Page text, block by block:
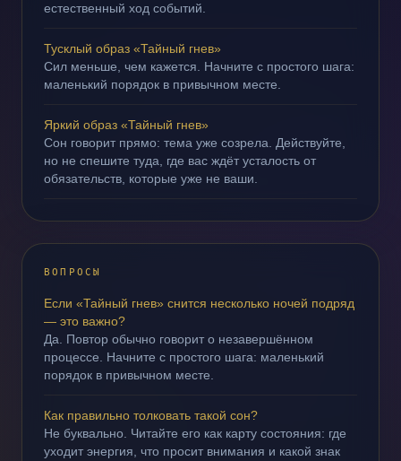
естественный ход событий.
Тусклый образ «Тайный гнев»
Сил меньше, чем кажется. Начните с простого шага:
маленький порядок в привычном месте.
Яркий образ «Тайный гнев»
Сон говорит прямо: тема уже созрела. Действуйте,
но не спешите туда, где вас ждёт усталость от
обязательств, которые уже не ваши.
ВОПРОСЫ
Если «Тайный гнев» снится несколько ночей подряд
— это важно?
Да. Повтор обычно говорит о незавершённом
процессе. Начните с простого шага: маленький
порядок в привычном месте.
Как правильно толковать такой сон?
Не буквально. Читайте его как карту состояния: где
уходит энергия, что просит внимания и какой знак